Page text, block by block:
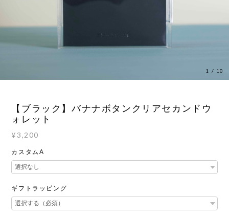
1 / 10
【ブラック】バナナボタンクリアセカンドウ
ォレット
¥3,200
カスタムA
ギフトラッピング